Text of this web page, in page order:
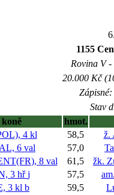
1155
Rovina V
20.000 Kč
Stav
hmot.
4 kl 58,5
ž.
6 val 57,0
8 val 61,5
žk.
3 hřj 57,5
3 kl b 59,5